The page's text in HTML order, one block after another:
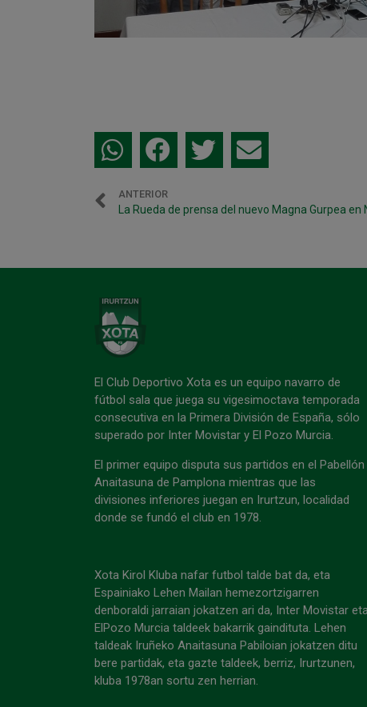
ANTERIOR
El Club Deportivo Xota es un equipo navarro de
fútbol sala que juega su vigesimoctava temporada
consecutiva en la Primera División de España, sólo
superado por Inter Movistar y El Pozo Murcia.
El primer equipo disputa sus partidos en el Pabellón
Anaitasuna de Pamplona mientras que las
divisiones inferiores juegan en Irurtzun, localidad
donde se fundó el club en 1978.
Xota Kirol Kluba nafar futbol talde bat da, eta
Espainiako Lehen Mailan hemezortzigarren
denboraldi jarraian jokatzen ari da, Inter Movistar
ElPozo Murcia taldeek bakarrik gaindituta. Lehen
taldeak Iruñeko Anaitasuna Pabiloian jokatzen ditu
bere partidak, eta gazte taldeek, berriz, Irurtzunen,
kluba 1978an sortu zen herrian.